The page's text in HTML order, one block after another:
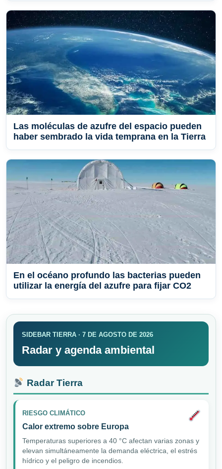
Las moléculas de azufre del espacio pueden
haber sembrado la vida temprana en la Tierra
En el océano profundo las bacterias pueden
utilizar la energía del azufre para fijar CO2
SIDEBAR TIERRA · 7 DE AGOSTO DE 2026
Radar y agenda ambiental
Radar Tierra
RIESGO CLIMÁTICO
Calor extremo sobre Europa
Temperaturas superiores a 40 °C afectan varias zonas y
elevan simultáneamente la demanda eléctrica, el estrés
hídrico y el peligro de incendios.